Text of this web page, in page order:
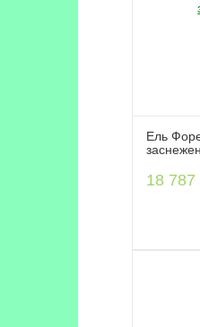
Ель
18 787